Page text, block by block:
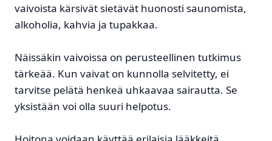
vaivoista kärsivät sietävät huonosti saunomista,
alkoholia, kahvia ja tupakkaa.
Näissäkin vaivoissa on perusteellinen tutkimus
tärkeää. Kun vaivat on kunnolla selvitetty, ei
tarvitse pelätä henkeä uhkaavaa sairautta. Se
yksistään voi olla suuri helpotus.